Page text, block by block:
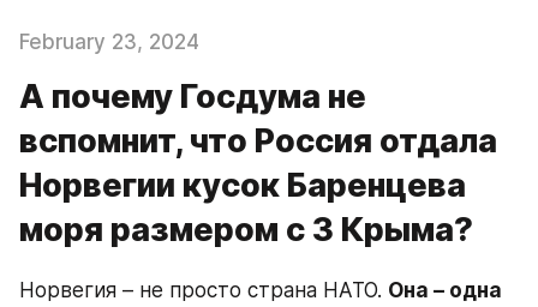
February 23, 2024
А почему Госдума не
вспомнит, что Россия отдала
Норвегии кусок Баренцева
моря размером с 3 Крыма?
Норвегия – не просто страна НАТО. Она – одна